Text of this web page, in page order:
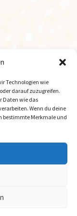
Technologien wie
darauf zuzugreifen.
Daten wie das
Wenn du deine
bestimmte Merkmale und